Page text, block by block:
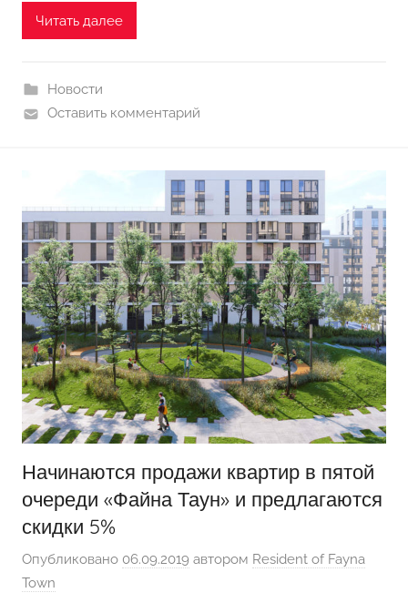
Читать далее
Новости
Оставить комментарий
Начинаются продажи квартир в пятой
очереди «Файна Таун» и предлагаются
скидки 5%
Опубликовано 06.09.2019 автором Resident of Fayna
Town